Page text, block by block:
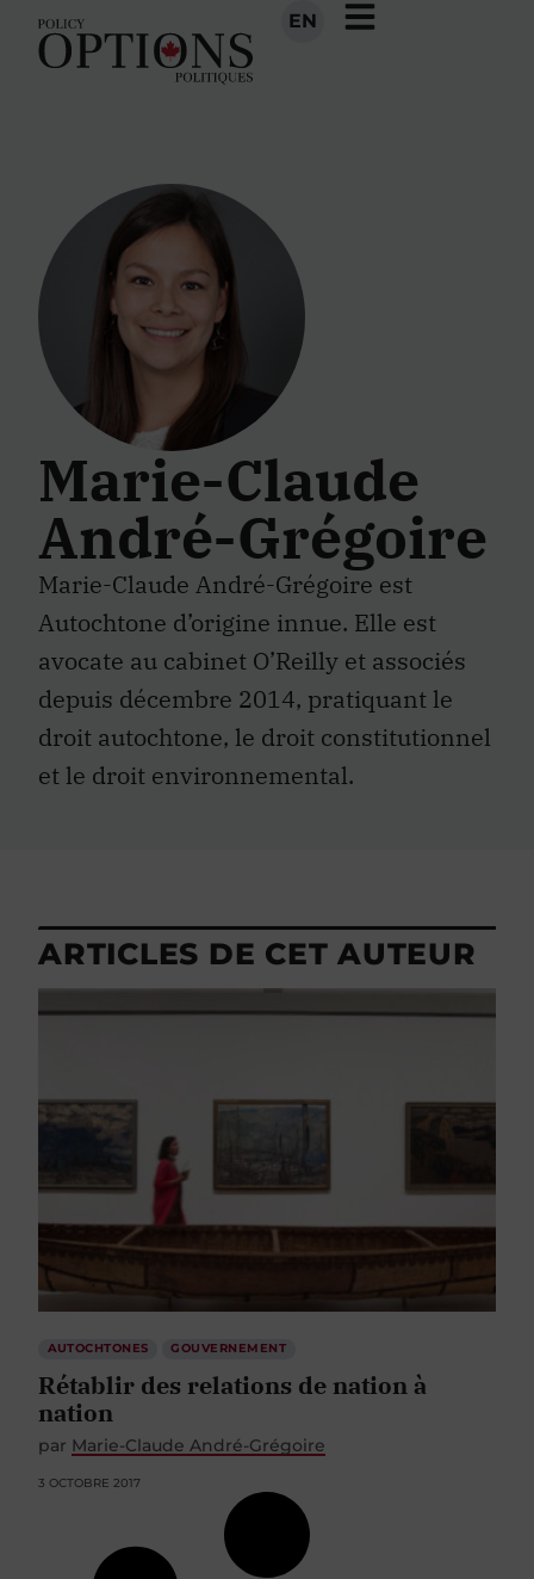
EN
Marie-Claude
André-Grégoire
Marie-Claude André-Grégoire est
Autochtone d’origine innue. Elle est
avocate au cabinet O’Reilly et associés
depuis décembre 2014, pratiquant le
droit autochtone, le droit constitutionnel
et le droit environnemental.
ARTICLES DE CET AUTEUR
AUTOCHTONES GOUVERNEMENT
Rétablir des relations de nation à
nation
par Marie-Claude André-Grégoire
3 OCTOBRE 2017